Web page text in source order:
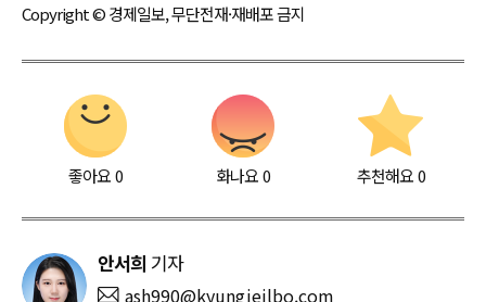
Copyright © 경제일보, 무단전재·재배포 금지
좋아요0 화나요0 추천해요 0
안서희 기자
ash990@kyungjeilbo.com